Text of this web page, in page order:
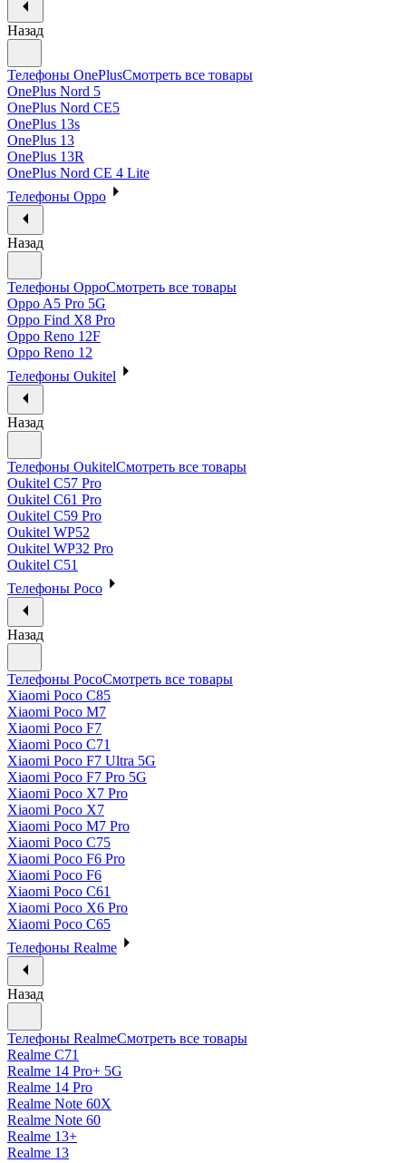
Назад
Телефоны OnePlusСмотреть все товары
OnePlus Nord 5
OnePlus Nord CE5
OnePlus 13s
OnePlus 13
OnePlus 13R
OnePlus Nord CE 4 Lite
Телефоны Oppo
Назад
Телефоны OppoСмотреть все товары
Oppo A5 Pro 5G
Oppo Find X8 Pro
Oppo Reno 12F
Oppo Reno 12
Телефоны Oukitel
Назад
Телефоны OukitelСмотреть все товары
Oukitel C57 Pro
Oukitel C61 Pro
Oukitel C59 Pro
Oukitel WP52
Oukitel WP32 Pro
Oukitel C51
Телефоны Poco
Назад
Телефоны PocoСмотреть все товары
Xiaomi Poco C85
Xiaomi Poco M7
Xiaomi Poco F7
Xiaomi Poco C71
Xiaomi Poco F7 Ultra 5G
Xiaomi Poco F7 Pro 5G
Xiaomi Poco X7 Pro
Xiaomi Poco X7
Xiaomi Poco M7 Pro
Xiaomi Poco C75
Xiaomi Poco F6 Pro
Xiaomi Poco F6
Xiaomi Poco C61
Xiaomi Poco X6 Pro
Xiaomi Poco C65
Телефоны Realme
Назад
Телефоны RealmeСмотреть все товары
Realme C71
Realme 14 Pro+ 5G
Realme 14 Pro
Realme Note 60X
Realme Note 60
Realme 13+
Realme 13